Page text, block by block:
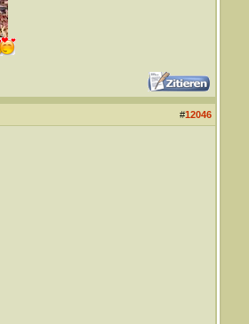
#12046